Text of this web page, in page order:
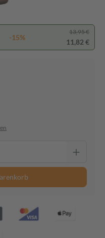
-15%
13,95 €
11,82 €